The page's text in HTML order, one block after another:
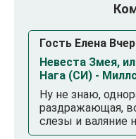
Гость Елена
Невеста Змея,
Нага (СИ) -
Ну не знаю,
раздражающая,
слезы и валяние